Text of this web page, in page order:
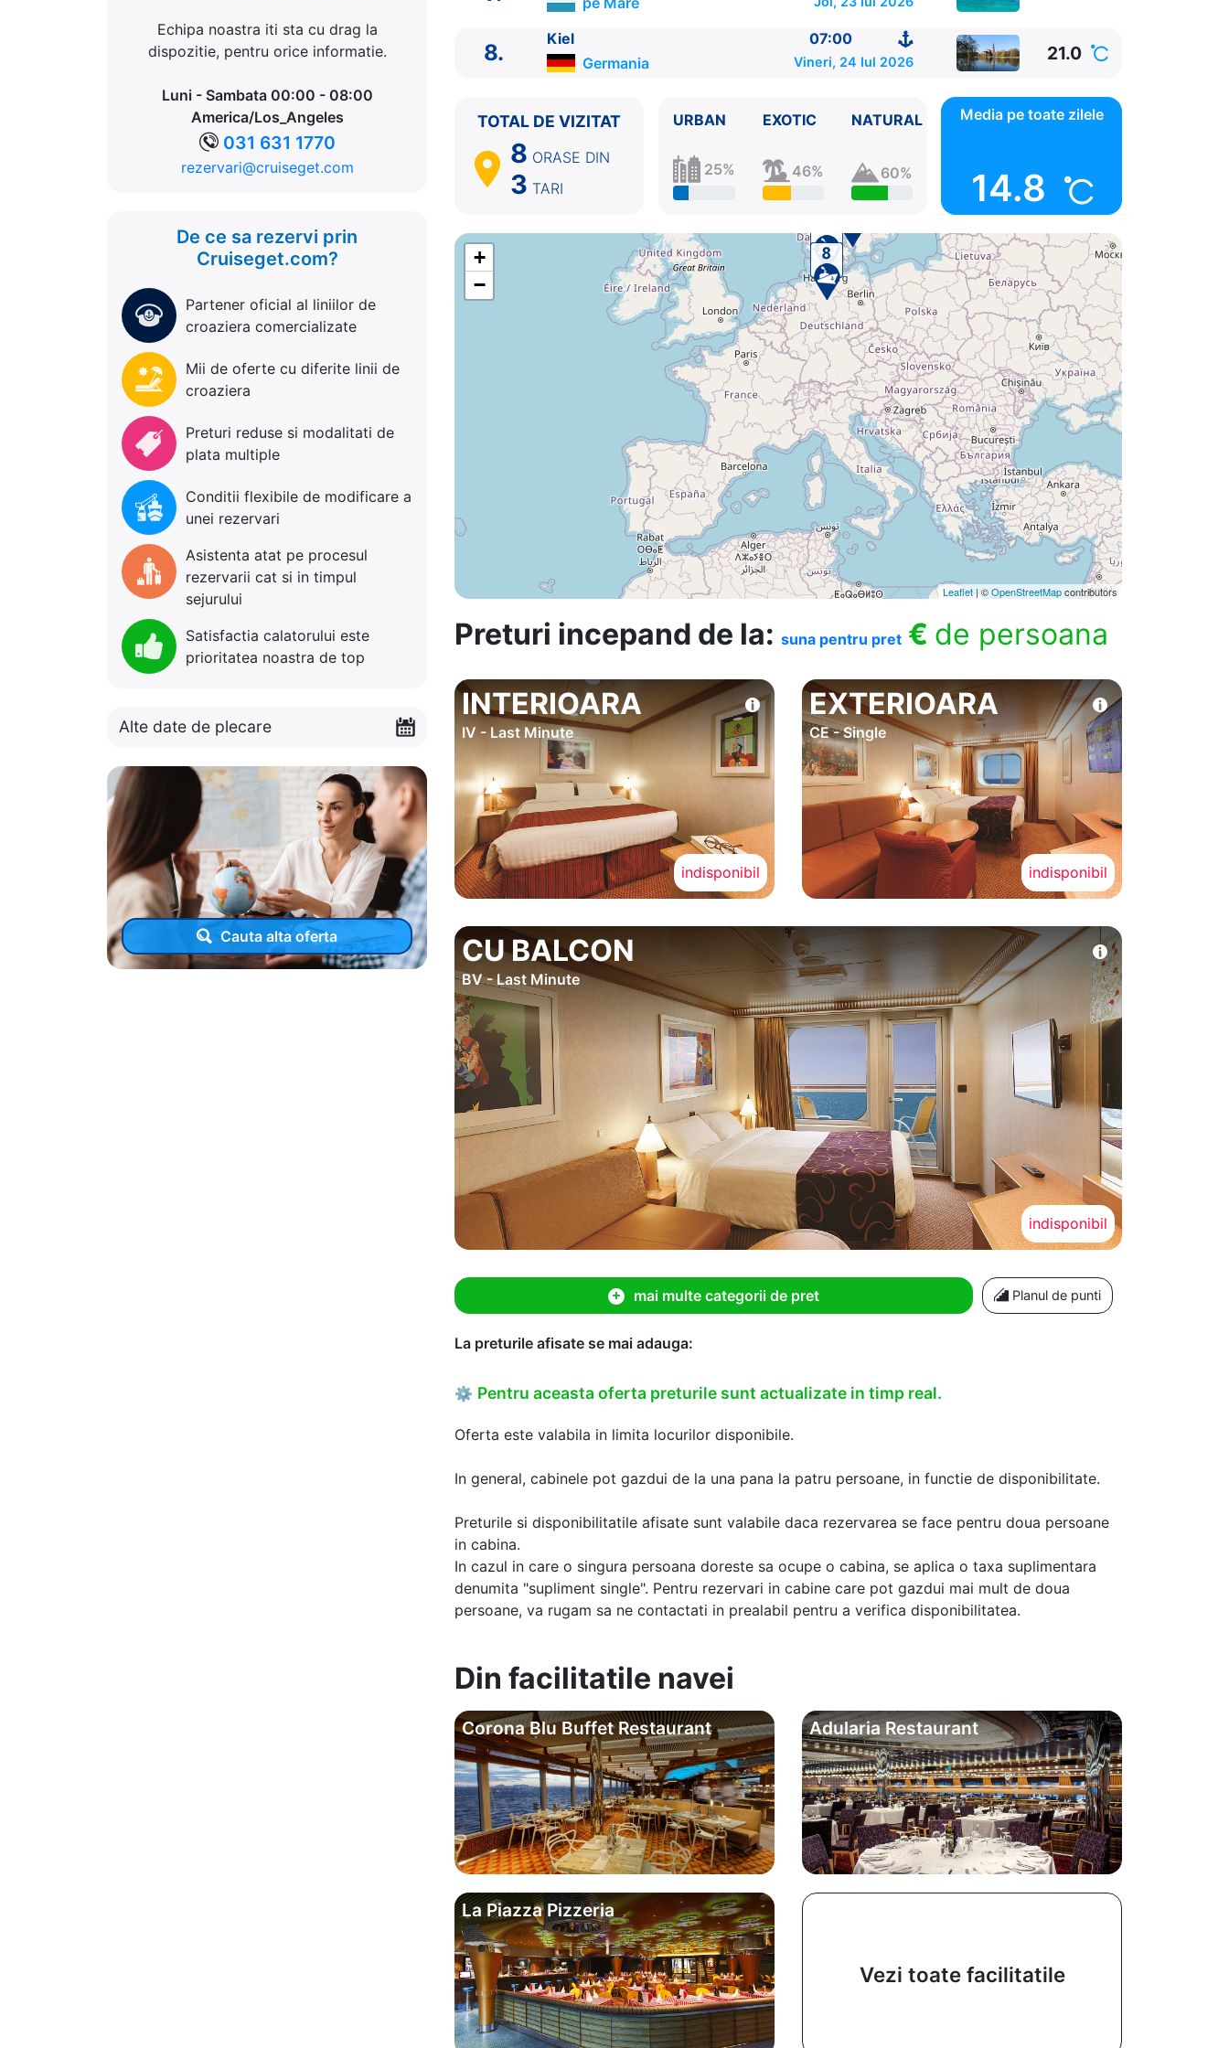
Echipa noastra iti sta cu drag la
dispozitie, pentru orice informatie.
Luni - Sambata 00:00 - 08:00
America/Los_Angeles
031 631 1770
rezervari@cruiseget.com
De ce sa rezervi prin
Cruiseget.com?
Partener oficial al liniilor de
croaziera comercializate
Mii de oferte cu diferite linii de
croaziera
Preturi reduse si modalitati de
plata multiple
Conditii flexibile de modificare a
unei rezervari
Asistenta atat pe procesul
rezervarii cat si in timpul
sejurului
Satisfactia calatorului este
prioritatea noastra de top
Alte date de plecare
Cauta alta oferta
Zi de navigare pe Mare
Germania
8.
Kiel
07:00
Germania
Vineri, 24 Iul 2026 21.0
TOTAL DE VIZITAT
8 ORASE DIN
3 TARI
URBAN
25%
EXOTIC
46%
NATURAL
60%
Media pe toate zilele
14.8
+
−
Leaflet | ©OpenStreetMapcontributors
Preturi incepand de la: suna pentru pret € de persoana
INTERIOARA
IV - Last Minute
indisponibil
EXTERIOARA
CE - Single
indisponibil
CU BALCON
BV - Last Minute
indisponibil
mai multe categorii de pret Planul de punti
La preturile afisate se mai adauga:
⚙ Pentru aceasta oferta preturile sunt actualizate in timp real.
Oferta este valabila in limita locurilor disponibile.
In general, cabinele pot gazdui de la una pana la patru persoane, in functie de disponibilitate.
Preturile si disponibilitatile afisate sunt valabile daca rezervarea se face pentru doua persoane
in cabina.
In cazul in care o singura persoana doreste sa ocupe o cabina, se aplica o taxa suplimentara
denumita "supliment single". Pentru rezervari in cabine care pot gazdui mai mult de doua
persoane, va rugam sa ne contactati in prealabil pentru a verifica disponibilitatea.
Din facilitatile navei
Corona Blu Buffet Restaurant Adularia Restaurant
La Piazza Pizzeria
Vezi toate facilitatile